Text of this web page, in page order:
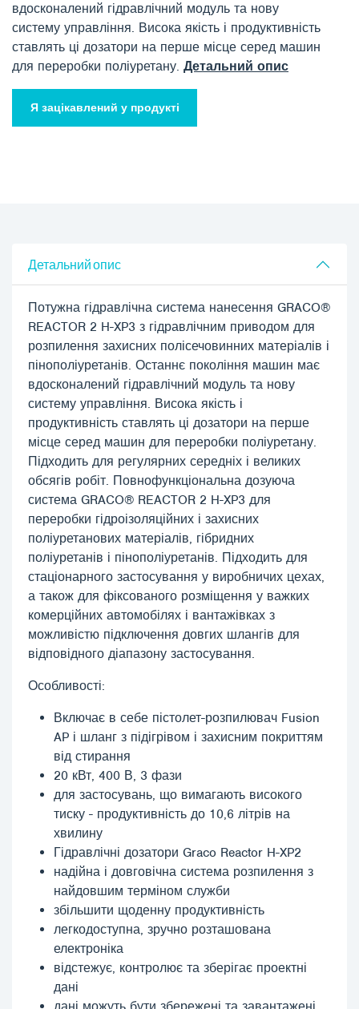
вдосконалений гідравлічний модуль та нову
систему управління. Висока якість і продуктивність
ставлять ці дозатори на перше місце серед машин
для переробки поліуретану. Детальний опис
Я зацікавлений у продукті
Детальний опис
Потужна гідравлічна система нанесення GRACO®
REACTOR 2 H-XP3 з гідравлічним приводом для
розпилення захисних полісечовинних матеріалів і
пінополіуретанів. Останнє покоління машин має
вдосконалений гідравлічний модуль та нову
систему управління. Висока якість і
продуктивність ставлять ці дозатори на перше
місце серед машин для переробки поліуретану.
Підходить для регулярних середніх і великих
обсягів робіт. Повнофункціональна дозуюча
система GRACO® REACTOR 2 H-XP3 для
переробки гідроізоляційних і захисних
поліуретанових матеріалів, гібридних
поліуретанів і пінополіуретанів. Підходить для
стаціонарного застосування у виробничих цехах,
а також для фіксованого розміщення у важких
комерційних автомобілях і вантажівках з
можливістю підключення довгих шлангів для
відповідного діапазону застосування.
Особливості:
Включає в себе пістолет-розпилювач Fusion
AP і шланг з підігрівом і захисним покриттям
від стирання
20 кВт, 400 В, 3 фази
для застосувань, що вимагають високого
тиску - продуктивність до 10,6 літрів на
хвилину
Гідравлічні дозатори Graco Reactor H-XP2
надійна і довговічна система розпилення з
найдовшим терміном служби
збільшити щоденну продуктивність
легкодоступна, зручно розташована
електроніка
відстежує, контролює та зберігає проектні
дані